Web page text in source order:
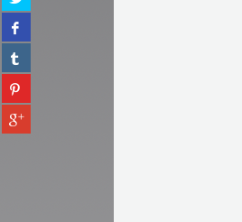
sur
twitter
(Nouvelle
fenêtre)
Partager
sur
facebook
(Nouvelle
fenêtre)
Partager
sur
tumblr
(Nouvelle
fenêtre)
Partager
sur
pinterest
(Nouvelle
Partager
sur